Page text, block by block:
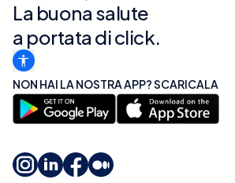
La buona salute
a portata di click.
NON HAI LA NOSTRA APP? SCARICALA